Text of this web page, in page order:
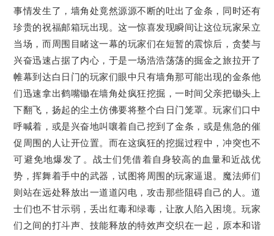
事情发生了，墙角处竟然源源不断的吐出了金条，同时还有
珍贵的祝福邮箱玩出现。这一惊喜发现瞬间让这位玩家呆立
当场，而周围目睹这一幕的玩家们在短暂的震惊后，贪婪与
兴奋迅速占据了内心，于是一场浩浩荡荡的掘金之旅拉开了
帷幕到达白日门的玩家们眼中只有墙角那可能出现的金条他
们迅速拿出鹤嘴锄在墙角处疯狂挖掘，一时间父亲把锄头上
下翻飞，扬起的尘土仿佛要将整个白日门笼罩。玩家们口中
呼喊着，或是兴奋地叫嚷着自己挖到了金条，或是焦急的催
促周围的人让开位置。而在这疯狂的挖掘过程中，冲突也不
可避免地爆发了。战士们凭借着自身较高的血量和近战优
势，挥舞着手中的武器，试图将周围的玩家逼退。魔法师们
则站在远处释放出一道道闪电，攻击那些阻碍自己的人。道
士们也不甘示弱，丢出红毒和绿毒，让敌人陷入困境。玩家
们之间的打斗声、技能释放的特效声交织在一起，原本和谐